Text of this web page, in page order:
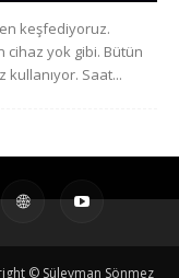
keşfediyoruz.
yok gibi. Bütün
Saat...
© Süleyman Sönmez